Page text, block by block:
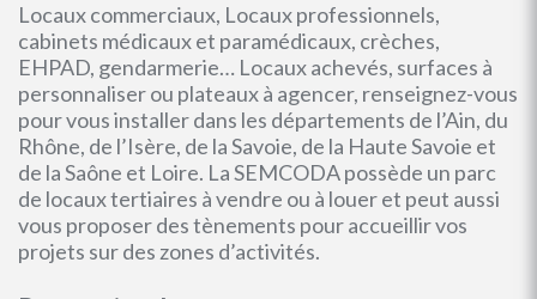
Locaux commerciaux, Locaux professionnels,
cabinets médicaux et paramédicaux, crèches,
EHPAD, gendarmerie… Locaux achevés, surfaces à
personnaliser ou plateaux à agencer, renseignez-vous
pour vous installer dans les départements de l’Ain, du
Rhône, de l’Isère, de la Savoie, de la Haute Savoie et
de la Saône et Loire. La SEMCODA possède un parc
de locaux tertiaires à vendre ou à louer et peut aussi
vous proposer des tènements pour accueillir vos
projets sur des zones d’activités.